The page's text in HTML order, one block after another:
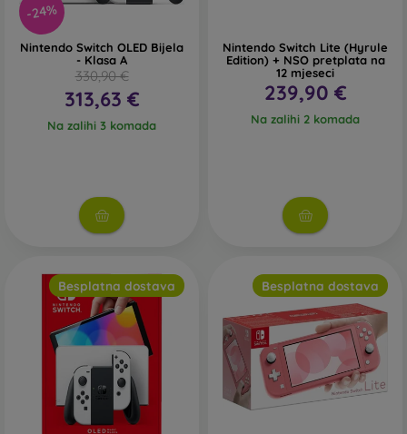
-24%
Nintendo Switch OLED Bijela
- Klasa A
330,90 €
313,63 €
Na zalihi 3 komada
Nintendo Switch Lite (Hyrule
Edition) + NSO pretplata na
12 mjeseci
239,90 €
Na zalihi 2 komada
Besplatna dostava Besplatna dostava